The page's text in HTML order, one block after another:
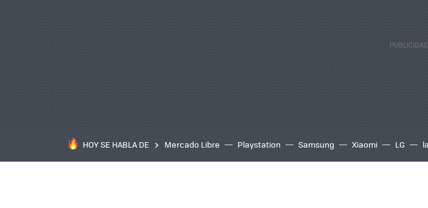
HOY SE HABLA DE Mercado Libre Playstation Samsung Xiaomi LG